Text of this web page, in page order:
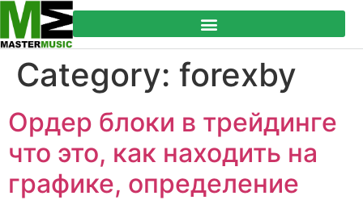
Category: forexby
Ордер блоки в трейдинге
что это, как находить на
графике, определение